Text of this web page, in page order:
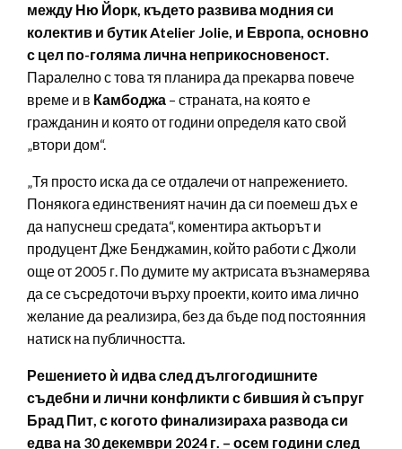
между Ню Йорк, където развива модния си
колектив и бутик Atelier Jolie, и Европа, основно
с цел по-голяма лична неприкосновеност.
Паралелно с това тя планира да прекарва повече
време и в Камбоджа – страната, на която е
гражданин и която от години определя като свой
„втори дом“.
„Тя просто иска да се отдалечи от напрежението.
Понякога единственият начин да си поемеш дъх е
да напуснеш средата“, коментира актьорът и
продуцент Дже Бенджамин, който работи с Джоли
още от 2005 г. По думите му актрисата възнамерява
да се съсредоточи върху проекти, които има лично
желание да реализира, без да бъде под постоянния
натиск на публичността.
Решението ѝ идва след дългогодишните
съдебни и лични конфликти с бившия ѝ съпруг
Брад Пит, с когото финализираха развода си
едва на 30 декември 2024 г. – осем години след